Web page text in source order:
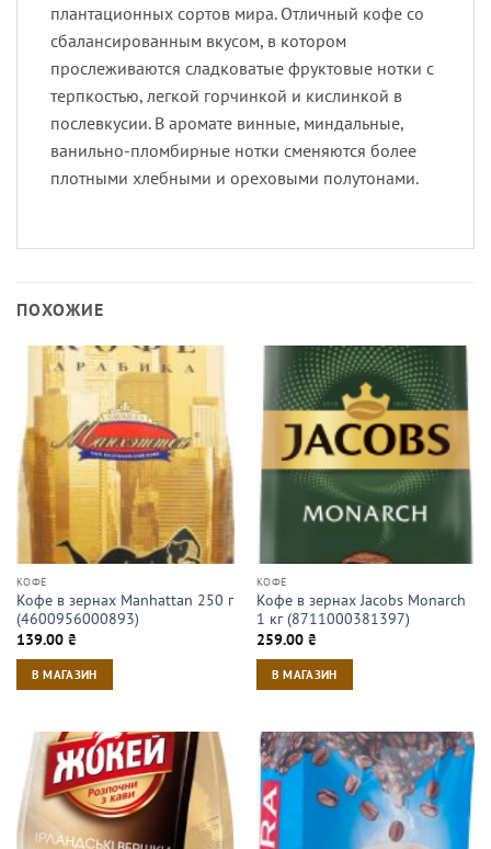
плантационных сортов мира. Отличный кофе со
сбалансированным вкусом, в котором
прослеживаются сладковатые фруктовые нотки с
терпкостью, легкой горчинкой и кислинкой в
послевкусии. В аромате винные, миндальные,
ванильно-пломбирные нотки сменяются более
плотными хлебными и ореховыми полутонами.
ПОХОЖИЕ
КОФЕ
Кофе в зернах Manhattan 250 г
(4600956000893)
139.00 ₴
В МАГАЗИН
КОФЕ
Кофе в зернах Jacobs Monarch
1 кг (8711000381397)
259.00 ₴
В МАГАЗИН